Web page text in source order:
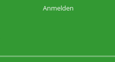
Anmelden